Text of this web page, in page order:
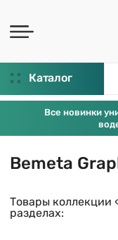
Каталог
Все новинки
Bemeta
Товары коллекции
разделах: